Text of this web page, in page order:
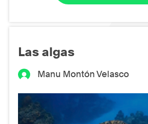
Las algas
Manu Montón Velasco